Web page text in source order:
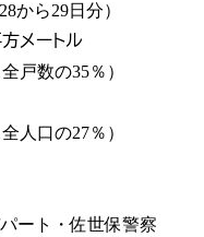
から29日分）
メートル
全戸数の35％）
全人口の27％）
ート・佐世保警察